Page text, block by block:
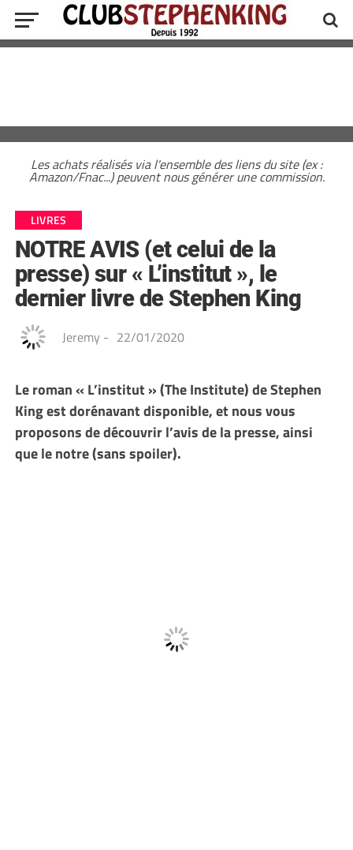
Les achats réalisés via l'ensemble des liens du site (ex :
Amazon/Fnac...) peuvent nous générer une commission.
LIVRES
NOTRE AVIS (et celui de la
presse) sur « L’institut », le
dernier livre de Stephen King
Jeremy - 22/01/2020
Le roman « L’institut » (The Institute) de Stephen
King est dorénavant disponible, et nous vous
proposons de découvrir l’avis de la presse, ainsi
que le notre (sans spoiler).